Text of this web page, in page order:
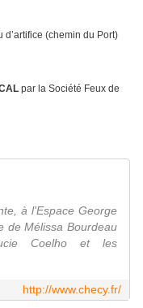
d’artifice (chemin du Port)
par la Société Feux de
à l'Espace George
de Mélissa Bourdeau
Coelho et les
http://www.checy.fr/